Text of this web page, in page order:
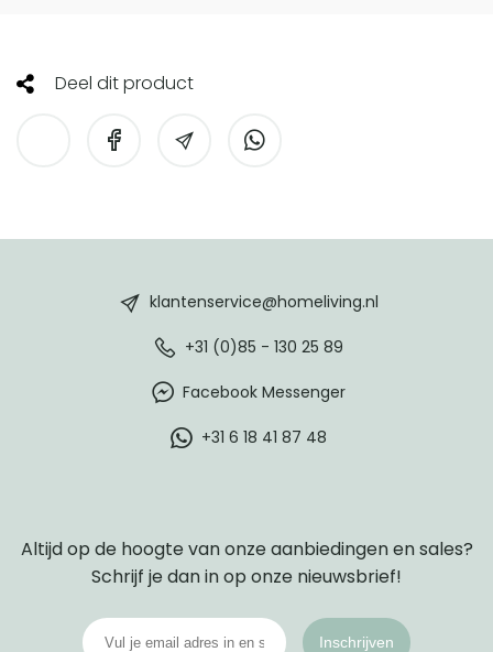
Deel dit product
klantenservice@homeliving.nl
+31 (0)85 - 130 25 89
Facebook Messenger
+31 6 18 41 87 48
Altijd op de hoogte van onze aanbiedingen en sales?
Schrijf je dan in op onze nieuwsbrief!
Inschrijven